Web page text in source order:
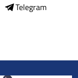
Telegram